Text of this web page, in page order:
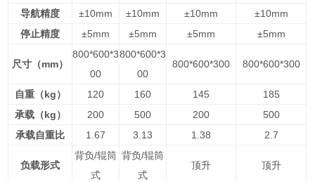
导航精度
±10mm ±10mm ±10mm
±10mm
停止精度
±5mm ±5mm ±5mm ±5mm
尺寸（mm）
800*600*3
00
800*600*3
00
800*600*300 800*600*300
自重（kg） 120 160 145
185
承载（kg）
200 500 200
500
承载自重比
1.67 3.13 1.38 2.7
负载形式
背负/辊筒
式
背负/辊筒
式
顶升 顶升